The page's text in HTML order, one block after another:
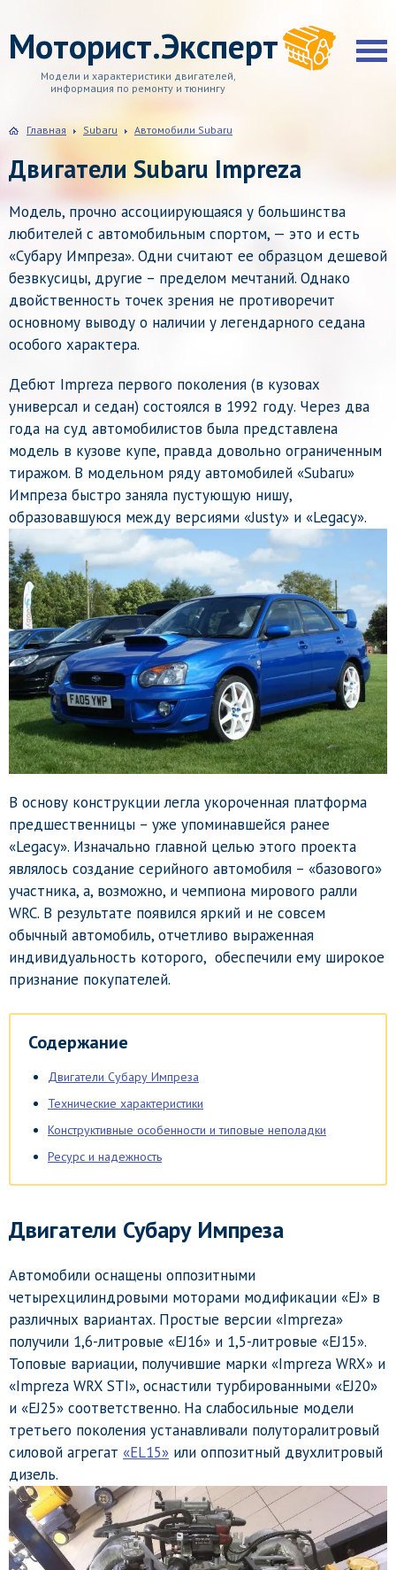
Моторист.Эксперт
Модели и характеристики двигателей,
информация по ремонту и тюнингу
Главная Subaru Автомобили Subaru
Двигатели Subaru Impreza
Модель, прочно ассоциирующаяся у большинства
любителей с автомобильным спортом, — это и есть
«Субару Импреза». Одни считают ее образцом дешевой
безвкусицы, другие – пределом мечтаний. Однако
двойственность точек зрения не противоречит
основному выводу о наличии у легендарного седана
особого характера.
Дебют Impreza первого поколения (в кузовах
универсал и седан) состоялся в 1992 году. Через два
года на суд автомобилистов была представлена
модель в кузове купе, правда довольно ограниченным
тиражом. В модельном ряду автомобилей «Subaru»
Импреза быстро заняла пустующую нишу,
образовавшуюся между версиями «Justy» и «Legacy».
В основу конструкции легла укороченная платформа
предшественницы – уже упоминавшейся ранее
«Legacy». Изначально главной целью этого проекта
являлось создание серийного автомобиля – «базового»
участника, а, возможно, и чемпиона мирового ралли
WRC. В результате появился яркий и не совсем
обычный автомобиль, отчетливо выраженная
индивидуальность которого, обеспечили ему широкое
признание покупателей.
Содержание
Двигатели Субару Импреза
Технические характеристики
Конструктивные особенности и типовые неполадки
Ресурс и надежность
Двигатели Субару Импреза
Автомобили оснащены оппозитными
четырехцилиндровыми моторами модификации «EJ» в
различных вариантах. Простые версии «Impreza»
получили 1,6-литровые «EJ16» и 1,5-литровые «EJ15».
Топовые вариации, получившие марки «Impreza WRX» и
«Impreza WRX STI», оснастили турбированными «EJ20»
и «EJ25» соответственно. На слабосильные модели
третьего поколения устанавливали полуторалитровый
силовой агрегат «EL15» или оппозитный двухлитровый
дизель.